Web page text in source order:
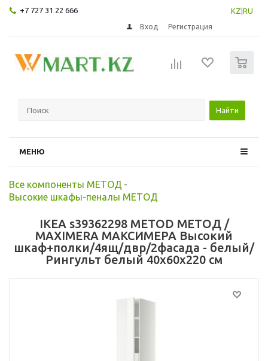
+7 727 31 22 666 KZ RU
Вход Регистрация
Найти
МЕНЮ
Все компоненты МЕТОД -
Высокие шкафы-пеналы МЕТОД
IKEA s39362298 METOD МЕТОД /
MAXIMERA МАКСИМЕРА Высокий
шкаф+полки/4ящ/двр/2фасада - белый/
Рингульт белый 40x60x220 см